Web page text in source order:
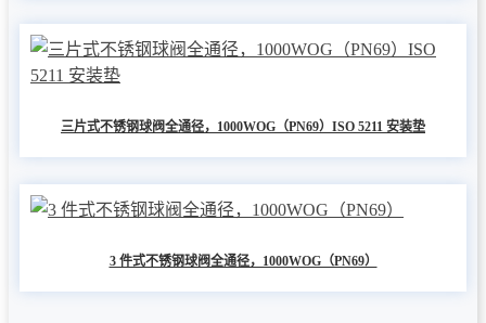
三片式不锈钢球阀全通径，1000WOG（PN69）ISO 5211 安装垫
3 件式不锈钢球阀全通径，1000WOG（PN69）